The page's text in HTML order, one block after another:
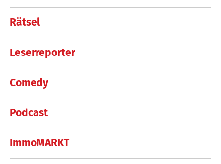
Rätsel
Leserreporter
Comedy
Podcast
ImmoMARKT